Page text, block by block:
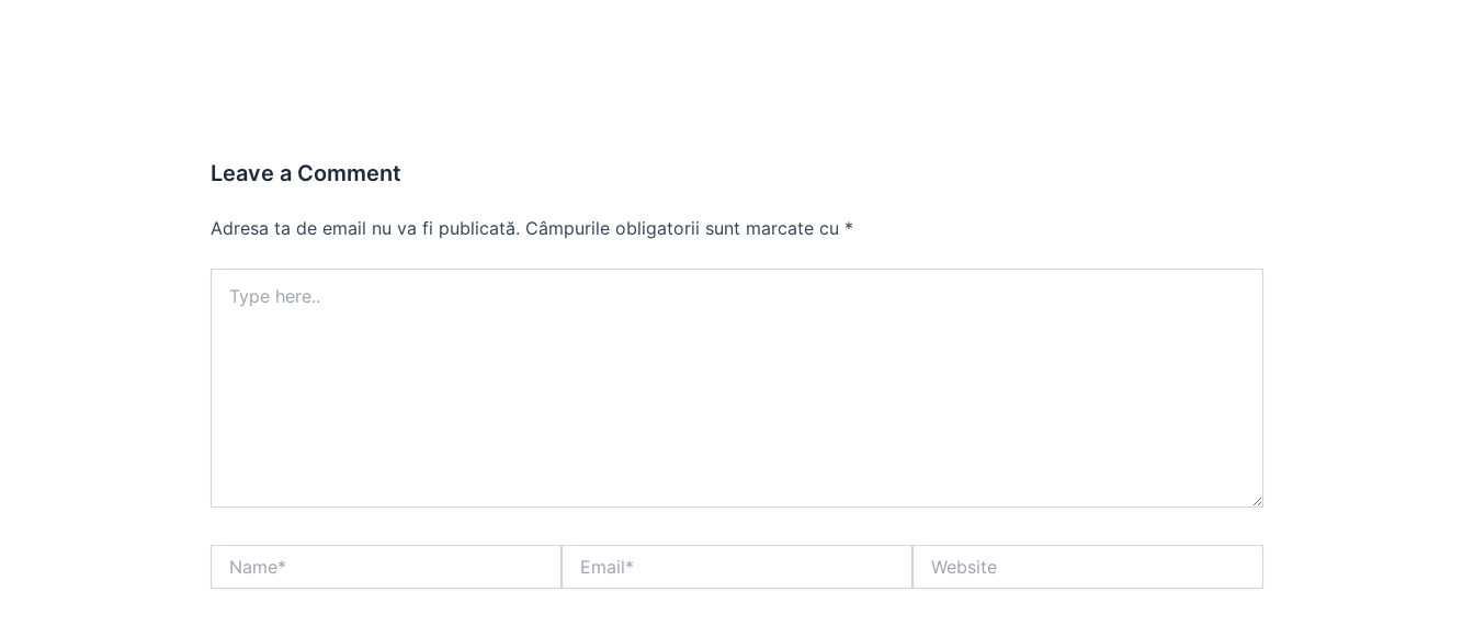
Leave a Comment
Adresa ta de email nu va fi publicată. Câmpurile obligatorii sunt marcate cu *
here..